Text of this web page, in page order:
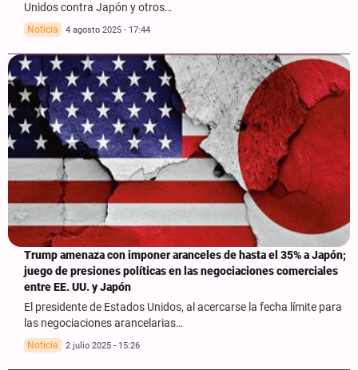
Unidos contra Japón y otros…
Noticia 4 agosto 2025 - 17:44
Trump amenaza con imponer aranceles de hasta el 35% a Japón;
juego de presiones políticas en las negociaciones comerciales
entre EE. UU. y Japón
El presidente de Estados Unidos, al acercarse la fecha límite para
las negociaciones arancelarias…
Noticia 2 julio 2025 - 15:26